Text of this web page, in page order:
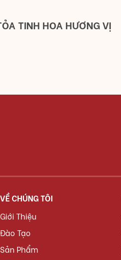
TINH HOA HƯƠNG VỊ
VỀ CHÚNG TÔI
Giới Thiệu
Đào Tạo
Sản Phẩm